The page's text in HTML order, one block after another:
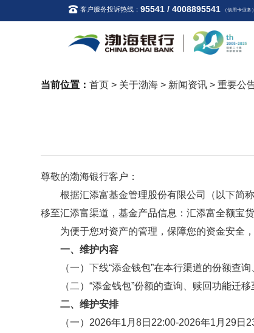
客户服务投诉热线：95541 / 4008895541 （信用卡业务）
当前位置：首页 > 关于渤海 > 新闻资讯 >重要公
尊敬的渤海银行客户：
根据汇添富基金管理股份有限公司（以下简
移至汇添富渠道，基金产品信息：汇添富全额宝
为便于您对资产的管理，保障您的资金安全
一、维护内容
（一）下线“添金钱包”在本行渠道的份额查
（二）“添金钱包”份额的查询、赎回功能迁
二、维护安排
（一） 2026年1 月8日 22:00-2026年1 月 29日